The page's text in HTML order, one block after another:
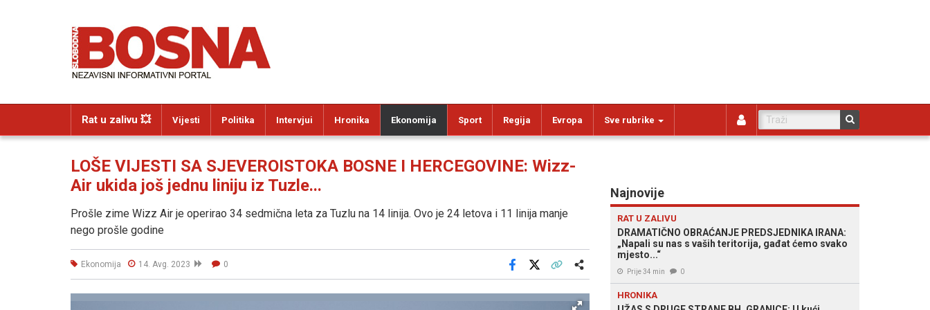
Rat u zalivu 💥 Vijesti Politika Intervjui Hronika Ekonomija Sport Regija Evropa Sve rubrike
LOŠE VIJESTI SA SJEVEROISTOKA BOSNE I HERCEGOVINE: Wizz-
Air ukida još jednu liniju iz Tuzle...
Prošle zime Wizz Air je operirao 34 sedmična leta za Tuzlu na 14 linija. Ovo je 24 letova i 11 linija manje
nego prošle godine
Ekonomija 14. Avg. 2023 0
Facebook
Najnovije
RAT U ZALIVU
DRAMATIČNO OBRAĆANJE PREDSJEDNIKA IRANA:
„Napali su nas s vaših teritorija, gađat ćemo svako
mjesto...“
Prije 34 min 0
HRONIKA